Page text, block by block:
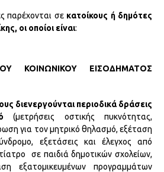
παρέχονται σε κατοίκους ή δημότες
οι οποίοι είναι:
ΚΟΙΝΩΝΙΚΟΥ ΕΙΣΟΔΗΜΑΤΟΣ
διενεργούνται περιοδικά δράσεις
(μετρήσεις οστικής πυκνότητας,
για τον μητρικό θηλασμό, εξέταση
εξετάσεις και έλεγχος από
σε παιδιά δημοτικών σχολείων,
εξατομικευμένων προγραμμάτων